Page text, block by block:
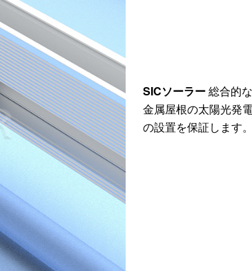
SICソーラー総合的
金属屋根の太陽光発
の設置を保証します。